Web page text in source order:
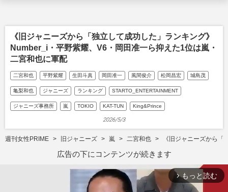
《旧ジャニーズから「独立して成功した」ランキング》
Number_i・平野紫耀、V6・岡田准一ら抑えた1位は嵐・
二宮和也に軍配
二宮和也 平野紫耀 生田斗真 岡田准一 風間俊介 松岡昌宏 城島茂
亀梨和也 ジャニーズ ランキング STARTO_ENTERTAINMENT
ジャニーズ事務所 嵐 TOKIO KAT-TUN King&Prince
2026/5/3
週刊女性PRIME 旧ジャニーズ 嵐 二宮和也 《旧ジャニーズから
広告の下にコンテンツが続きます
arrow_forward_ios もっと読む